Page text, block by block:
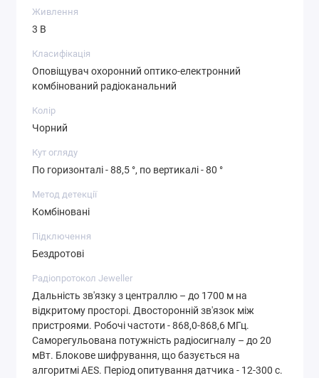
Живлення
3 В
Класифікація
Оповіщувач охоронний оптико-електронний
комбінований радіоканальний
Колір
Чорний
Кут огляду
По горизонталі - 88,5 °, по вертикалі - 80 °
Метод детекції
Комбіновані
Підключення
Бездротові
Радіопротокол Jeweller
Дальність зв'язку з централлю – до 1700 м на
відкритому просторі. Двосторонній зв'язок між
пристроями. Робочі частоти - 868,0-868,6 МГц.
Саморегульована потужність радіосигналу – до 20
мВт. Блокове шифрування, що базується на
алгоритмі AES. Період опитування датчика - 12-300 с.